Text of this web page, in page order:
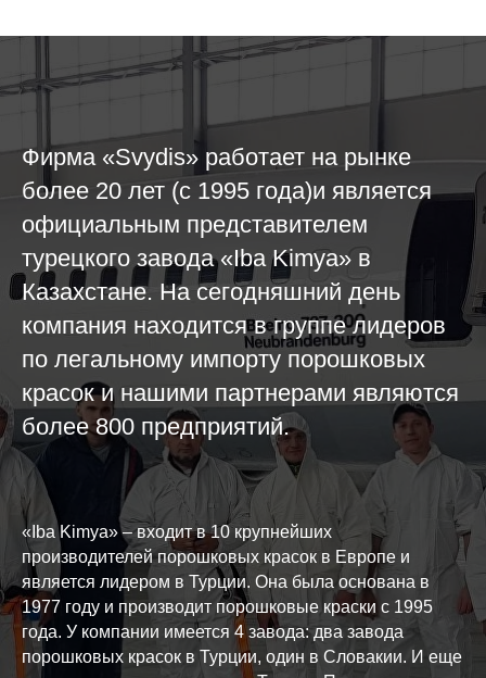
Фирма «Svydis» работает на рынке
более 20 лет (с 1995 года)и является
официальным представителем
турецкого завода «Iba Kimya» в
Казахстане. На сегодняшний день
компания находится в группе лидеров
по легальному импорту порошковых
красок и нашими партнерами являются
более 800 предприятий.
«Iba Kimya» – входит в 10 крупнейших
производителей порошковых красок в Европе и
является лидером в Турции. Она была основана в
1977 году и производит порошковые краски с 1995
года. У компании имеется 4 завода: два завода
порошковых красок в Турции, один в Словакии. И еще